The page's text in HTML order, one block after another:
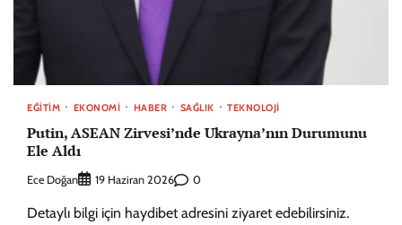
EĞITIM EKONOMI HABER SAĞLIK TEKNOLOJI
Putin, ASEAN Zirvesi’nde Ukrayna’nın Durumunu
Ele Aldı
Ece Doğan 19 Haziran 2026 0
Detaylı bilgi için haydibet adresini ziyaret edebilirsiniz.